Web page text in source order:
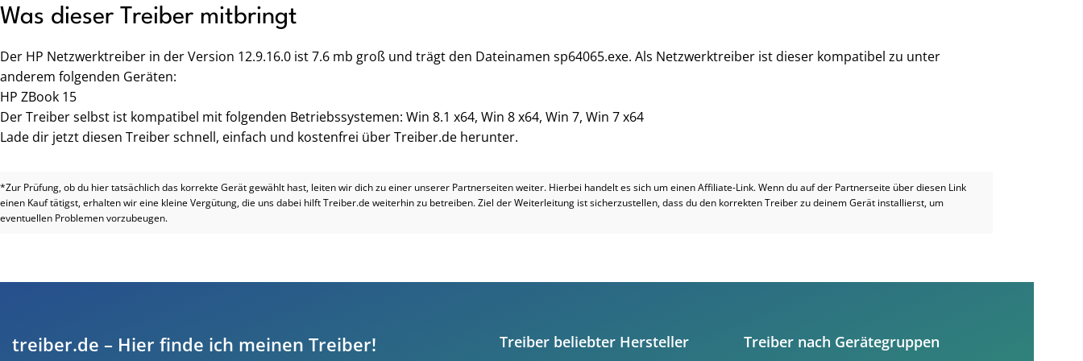
Was dieser Treiber mitbringt
Der HP Netzwerktreiber in der Version 12.9.16.0 ist 7.6 mb groß und trägt den Dateinamen sp64065.exe. Als Netzwerktreiber ist dieser kompatibel zu unter
anderem folgenden Geräten:
HP ZBook 15
Der Treiber selbst ist kompatibel mit folgenden Betriebssystemen: Win 8.1 x64, Win 8 x64, Win 7, Win 7 x64
Lade dir jetzt diesen Treiber schnell, einfach und kostenfrei über Treiber.de herunter.
*Zur Prüfung, ob du hier tatsächlich das korrekte Gerät gewählt hast, leiten wir dich zu einer unserer Partnerseiten weiter. Hierbei handelt es sich um einen Affiliate-Link. Wenn du auf der Partnerseite über diesen Link
einen Kauf tätigst, erhalten wir eine kleine Vergütung, die uns dabei hilft Treiber.de weiterhin zu betreiben. Ziel der Weiterleitung ist sicherzustellen, dass du den korrekten Treiber zu deinem Gerät installierst, um
eventuellen Problemen vorzubeugen.
treiber.de – Hier finde ich meinen Treiber! Treiber beliebter Hersteller Treiber nach Gerätegruppen